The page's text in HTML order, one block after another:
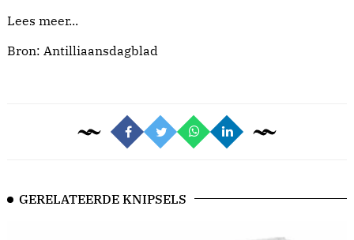
Lees meer...
Bron: Antilliaansdagblad
GERELATEERDE KNIPSELS